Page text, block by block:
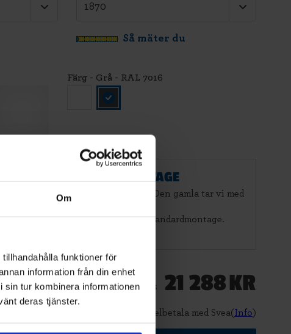
Om
funktioner för
information från din enhet
tur kombinera informationen
deras tjänster.
Så mäter du
Färg - Grå - RAL 7016
LÄGG TILL STANDARDMONTAGE
och CE-märker din nya port. Den gamla tar vi med
härför att se vad som ingår i ett standardmontage.
Pris 21 288KR
Delbetala med Svea(Info)